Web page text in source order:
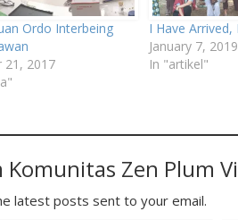
Ordo Interbeing
21, 2017
I Have
January 7, 2019
In "artikel"
Zen Plum
latest posts sent to your email.